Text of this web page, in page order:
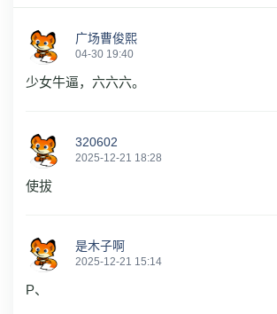
广场曹俊熙
04-30 19:40
少女牛逼，六六六。
320602
2025-12-21 18:28
使拔
是木子啊
2025-12-21 15:14
P、